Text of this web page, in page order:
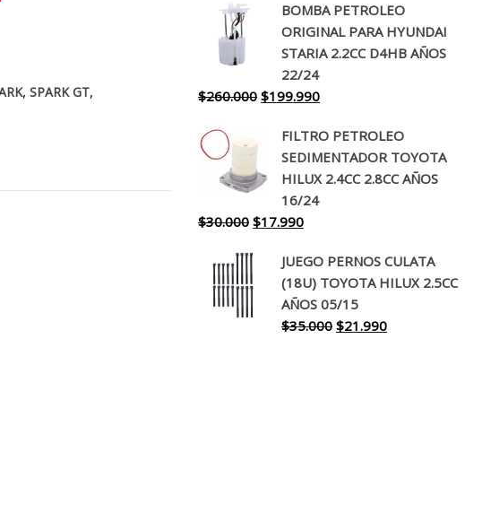
,SPARK GT,
original
era:
$650.000.
actual
es:
$519.990.
BOMBA PETROLEO
ORIGINAL PARA HYUNDAI
STARIA 2.2CC D4HB AÑOS
22/24
$260.000 El
original
era:
$260.000.
$199.990El
actual
es:
$199.990.
FILTRO PETROLEO
SEDIMENTADOR TOYOTA
HILUX 2.4CC 2.8CC AÑOS
16/24
$30.000 El
original
era:
$30.000.
$17.990El
actual
es:
$17.990.
JUEGO PERNOS CULATA
(18U) TOYOTA HILUX 2.5CC
AÑOS 05/15
$35.000 El
$21.990El